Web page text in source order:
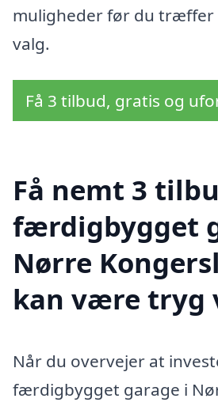
muligheder før du træffer
valg.
Få 3 tilbud, gratis og
Få nemt 3
færdigbygget
Nørre
kan være tryg
Når du overvejer at
færdigbygget garage i